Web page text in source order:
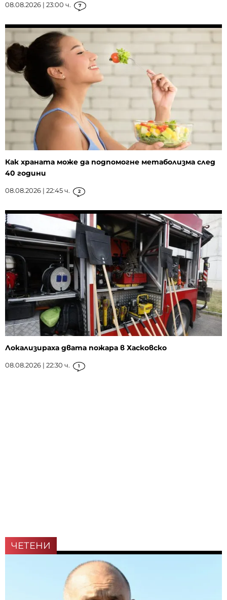
08.08.2026 | 23:00 ч. 7
Как храната може да подпомогне метаболизма след
40 години
08.08.2026 | 22:45 ч. 2
Локализираха двата пожара в Хасковско
08.08.2026 | 22:30 ч. 1
ЧЕТЕНИ